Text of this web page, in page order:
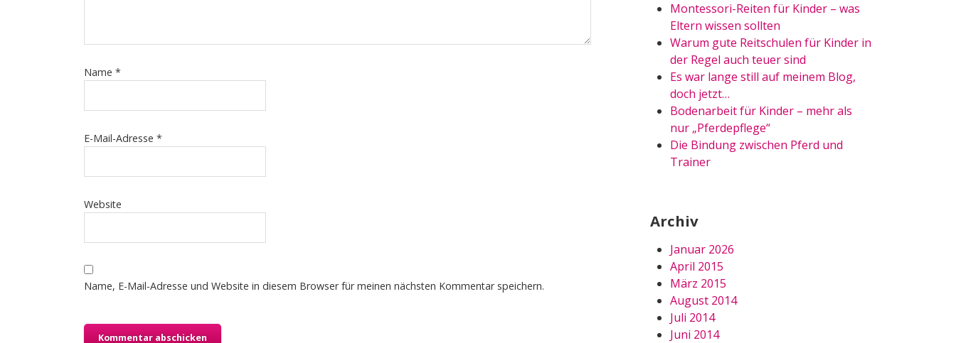
Name *
E-Mail-Adresse *
Website
Name, E-Mail-Adresse und Website in diesem Browser für meinen nächsten Kommentar speichern.
Montessori-Reiten für Kinder – was
Eltern wissen sollten
Warum gute Reitschulen für Kinder in
der Regel auch teuer sind
Es war lange still auf meinem Blog,
doch jetzt…
Bodenarbeit für Kinder – mehr als
nur „Pferdepflege“
Die Bindung zwischen Pferd und
Trainer
Archiv
Januar 2026
April 2015
März 2015
August 2014
Juli 2014
Juni 2014